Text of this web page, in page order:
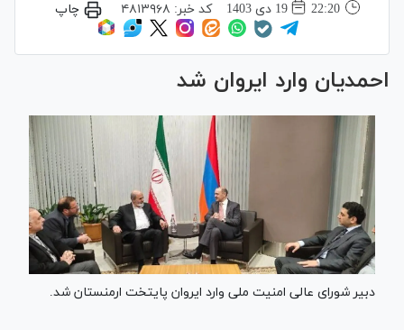
22:20
19 دی 1403 کد خبر: ۴۸۱۳۹۶۸ چاپ
احمدیان وارد ایروان شد
دبیر شورای عالی امنیت ملی وارد ایروان پایتخت ارمنستان شد.